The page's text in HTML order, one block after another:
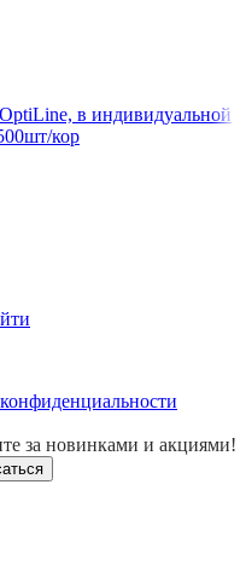
в индивидуальной
кор
за новинками и акциями!